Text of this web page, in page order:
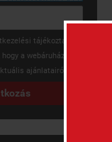
tájékoztatót
a webáruház
ajánlatairól.